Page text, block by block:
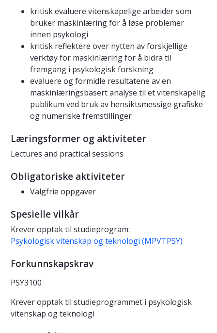
kritisk evaluere vitenskapelige arbeider som
bruker maskinlæring for å løse problemer
innen psykologi
kritisk reflektere over nytten av forskjellige
verktøy for maskinlæring for å bidra til
fremgang i psykologisk forskning
evaluere og formidle resultatene av en
maskinlæringsbasert analyse til et vitenskapelig
publikum ved bruk av hensiktsmessige grafiske
og numeriske fremstillinger
Læringsformer og aktiviteter
Lectures and practical sessions
Obligatoriske aktiviteter
Valgfrie oppgaver
Spesielle vilkår
Krever opptak til studieprogram:
Psykologisk vitenskap og teknologi (MPVTPSY)
Forkunnskapskrav
PSY3100
Krever opptak til studieprogrammet i psykologisk
vitenskap og teknologi